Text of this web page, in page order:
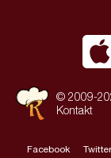
© 2009-
Kontakt
Facebook Twitter